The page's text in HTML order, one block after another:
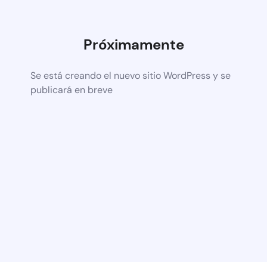
Próximamente
Se está creando el nuevo sitio WordPress y se
publicará en breve